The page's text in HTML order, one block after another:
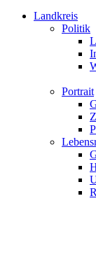
Landkreis
Politik
Portrait